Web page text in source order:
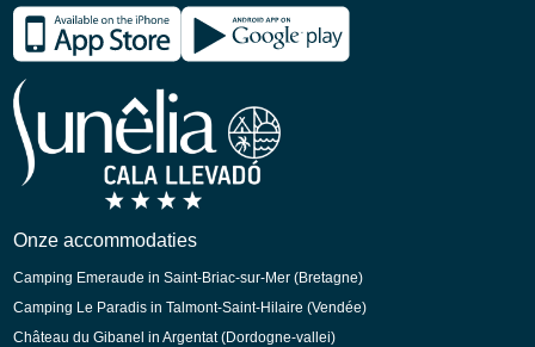
Frans
Engels
Duits
Italiaans
Onze accommodaties
Camping Emeraude in Saint-Briac-sur-Mer (Bretagne)
Camping Le Paradis in Talmont-Saint-Hilaire (Vendée)
Château du Gibanel in Argentat (Dordogne-vallei)